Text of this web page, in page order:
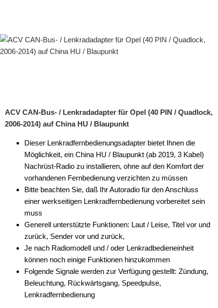
ACV CAN-Bus- / Lenkradadapter für Opel (40 PIN / Quadlock,
2006-2014) auf China HU / Blaupunkt
Dieser Lenkradfernbedienungsadapter bietet Ihnen die
Möglichkeit, ein China HU / Blaupunkt (ab 2019, 3 Kabel)
Nachrüst-Radio zu installieren, ohne auf den Komfort der
vorhandenen Fernbedienung verzichten zu müssen
Bitte beachten Sie, daß Ihr Autoradio für den Anschluss
einer werkseitigen Lenkradfernbedienung vorbereitet sein
muss
Generell unterstützte Funktionen: Laut / Leise, Titel vor und
zurück, Sender vor und zurück,
Je nach Radiomodell und / oder Lenkradbedieneinheit
können noch einige Funktionen hinzukommen
Folgende Signale werden zur Verfügung gestellt: Zündung,
Beleuchtung, Rückwärtsgang, Speedpulse,
Lenkradfernbedienung